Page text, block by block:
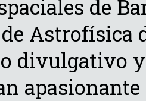
de
Astrofísica
divulgativo